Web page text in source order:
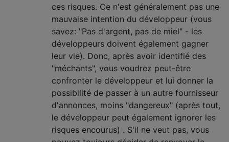
ces risques. Ce n'est généralement pas une
mauvaise intention du développeur (vous
savez: "Pas d'argent, pas de miel" - les
développeurs doivent également gagner
leur vie). Donc, après avoir identifié des
"méchants", vous voudrez peut-être
confronter le développeur et lui donner la
possibilité de passer à un autre fournisseur
d'annonces, moins "dangereux" (après tout,
le développeur peut également ignorer les
risques encourus) . S'il ne veut pas, vous